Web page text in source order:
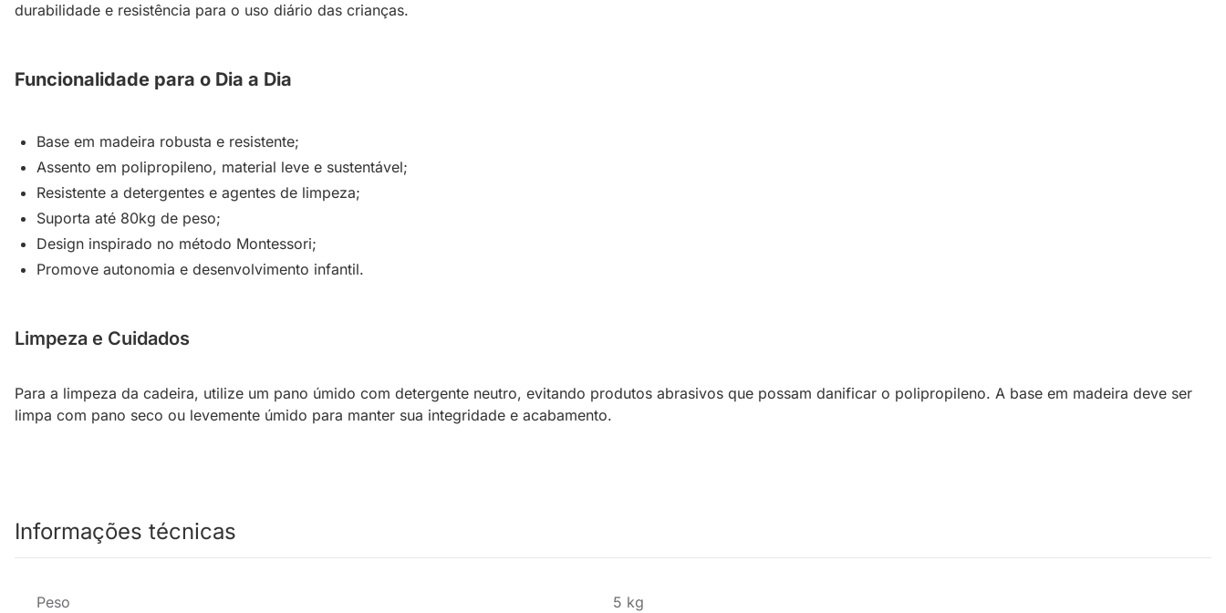
durabilidade e resistência para o uso diário das crianças.
Funcionalidade para o Dia a Dia
Base em madeira robusta e resistente;
Assento em polipropileno, material leve e sustentável;
Resistente a detergentes e agentes de limpeza;
Suporta até 80kg de peso;
Design inspirado no método Montessori;
Promove autonomia e desenvolvimento infantil.
Limpeza e Cuidados
Para a limpeza da cadeira, utilize um pano úmido com detergente neutro, evitando produtos abrasivos que possam danificar o polipropileno. A base em madeira deve ser
limpa com pano seco ou levemente úmido para manter sua integridade e acabamento.
Informações técnicas
Peso
5 kg